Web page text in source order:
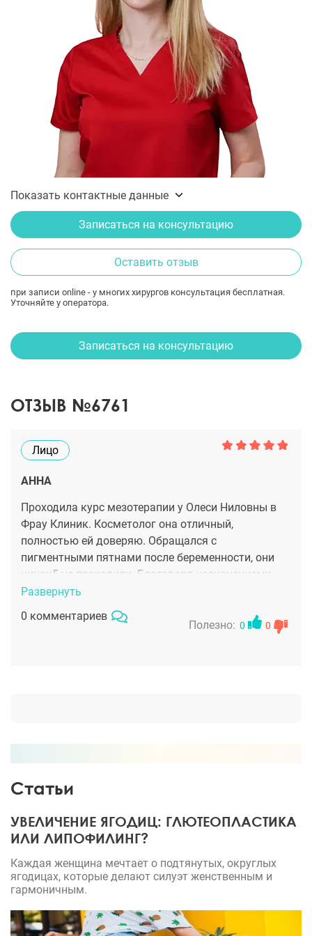
Показать контактные данные
Записаться на консультацию
Оставить отзыв
при записи online - у многих хирургов консультация бесплатная.
Уточняйте у оператора.
Записаться на консультацию
ОТЗЫВ №6761
Лицо
АННА
Проходила курс мезотерапии у Олеси Ниловны в
Фрау Клиник. Косметолог она отличный,
полностью ей доверяю. Обращался с
пигментными пятнами после беременности, они
никак5 не проходили. Благодаря назначенному
лечению удалось избавится от этого ужаса на
лице, остался последний сеанс мезотерапии. У
меня нет претензий, я довольна!
Развернуть
0 комментариев
Полезно: 0 0
Статьи
УВЕЛИЧЕНИЕ ЯГОДИЦ: ГЛЮТЕОПЛАСТИКА
ИЛИ ЛИПОФИЛИНГ?
Каждая женщина мечтает о подтянутых, округлых
ягодицах, которые делают силуэт женственным и
гармоничным.